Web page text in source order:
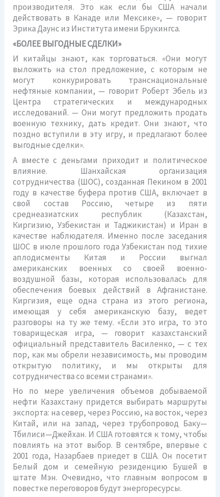
производителя. Это как если бы США начали
действовать в Канаде или Мексике», — говорит
Эрика Даунс из Института имени Брукингса.
«БОЛЕЕ ВЫГОДНЫЕ СДЕЛКИ»
И китайцы знают, как торговаться. «Они могут
выложить на стол предложение, с которым не
могут конкурировать транснациональные
нефтяные компании, — говорит Роберт Эбель из
Центра стратегических и международных
исследований. — Они могут предложить продать
военную технику, дать кредит. Они знают, что
поздно вступили в эту игру, и предлагают более
выгодные сделки».
А вместе с деньгами приходит и политическое
влияние. Шанхайская организация
сотрудничества (ШОС), созданная Пекином в 2001
году в качестве буфера против США, включает в
свой состав Россию, четыре из пяти
среднеазиатских республик (Казахстан,
Киргизию, Узбекистан и Таджикистан) и Иран в
качестве наблюдателя. Именно после заседания
ШОС в июле прошлого года Узбекистан под тихие
аплодисменты Китая и России выгнал
американских военных со своей военно-
воздушной базы, которая использовалась для
обеспечения боевых действий в Афганистане.
Киргизия, еще одна страна из этого региона,
имеющая у себя американскую базу, ведет
разговоры на ту же тему. «Если это игра, то это
товарищеская игра, — говорит казахстанский
официальный представитель Василенко, — с тех
пор, как мы обрели независимость, мы проводим
открытую политику, и мы открыты для
сотрудничества со всеми странами».
Но по мере увеличения объемов добываемой
нефти Казахстану придется выбирать маршруты
экспорта: на север, через Россию, на восток, через
Китай, или на запад, через трубопровод Баку—
Тбилиси—Джейхан. И США готовятся к тому, чтобы
повлиять на этот выбор. В сентябре, впервые с
2001 года, Назарбаев приедет в США. Он посетит
Белый дом и семейную резиденцию Бушей в
штате Мэн. Очевидно, что главным вопросом в
повестке переговоров будут энергоресурсы.